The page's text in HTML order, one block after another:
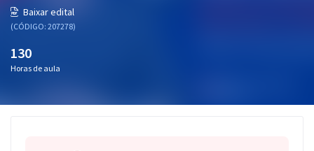
OAB
Conteúdo gratuito
Baixar edital
(CÓDIGO: 207278)
130
Horas de aula